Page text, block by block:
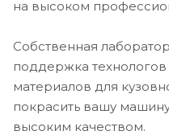
на высоком
Собственная
поддержка
материалов для
покрасить вашу
высоким качеством.